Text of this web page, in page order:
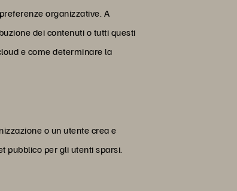
organizzative. A
dei contenuti o tutti questi
e come determinare la
o un utente crea e
pubblico per gli utenti sparsi.